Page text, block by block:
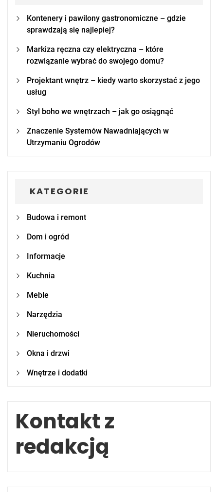
Kontenery i pawilony gastronomiczne – gdzie
sprawdzają się najlepiej?
Markiza ręczna czy elektryczna – które
rozwiązanie wybrać do swojego domu?
Projektant wnętrz – kiedy warto skorzystać z jego
usług
Styl boho we wnętrzach – jak go osiągnąć
Znaczenie Systemów Nawadniających w
Utrzymaniu Ogrodów
KATEGORIE
Budowa i remont
Dom i ogród
Informacje
Kuchnia
Meble
Narzędzia
Nieruchomości
Okna i drzwi
Wnętrze i dodatki
Kontakt z
redakcją